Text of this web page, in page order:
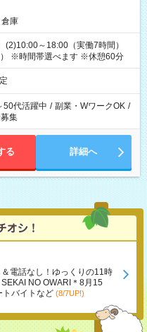
庫
～18:00（実働7時間）
※時間帯選べます ※休憩60分
50代活躍中 / 副業・WワークOK /
集
る 詳細へ
＆電話なし！ゆっくりの11時
NO OWARI＊8月15
トバイトなど (8/7UP!)